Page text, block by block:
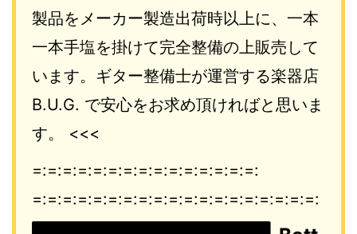
製品をメーカー製造出荷時以上に、一本
一本手塩を掛けて完全整備の上販売して
います。ギター整備士が運営する楽器店
B.U.G. で安心をお求め頂ければと思いま
す。 <<<
=:=:=:=:=:=:=:=:=:=:=:=:=:=:=:
=:=:=:=:=:=:=:=:=:=:=:=:=:=:=:=:=:=:=: